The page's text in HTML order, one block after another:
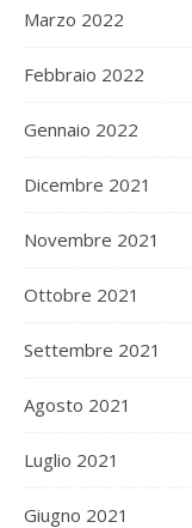
Marzo 2022
Febbraio 2022
Gennaio 2022
Dicembre 2021
Novembre 2021
Ottobre 2021
Settembre 2021
Agosto 2021
Luglio 2021
Giugno 2021